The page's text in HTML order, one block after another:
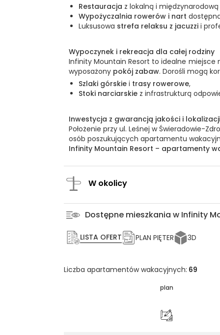
Restauracja z lokalną i
Wypożyczalnia rowerów i nart
Luksusowa strefa relaksu z jacuzzi i
Wypoczynek i rekreacja dla całej rodziny
Infinity Mountain Resort to idealne miejsce
wyposażony pokój zabaw. Dorośli mogą
Szlaki górskie i trasy rowerowe,
Stoki narciarskie z infrastrukturą
Inwestycja z gwarancją jakości i lokalizacji
Położenie przy ul. Leśnej w Świeradowie-
osób poszukujących apartamentu
Infinity Mountain Resort – apartamenty
W okolicy
Dostępne mieszkania w Infinity
LISTA OFERT PLAN PIĘTER 3D
Liczba apartamentów wakacyjnych: 69
plan